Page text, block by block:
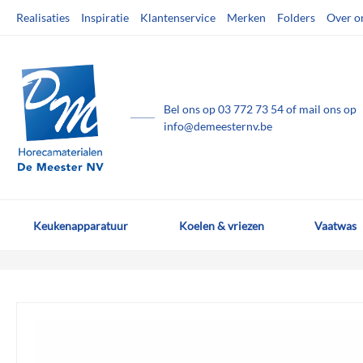
Ga
inhoud
Realisaties Inspiratie Klantenservice Merken Folders Over
Bel ons op03 772 73 54of mail ons op
info@demeesternv.be
Keukenapparatuur Koelen & vriezen Vaatwas